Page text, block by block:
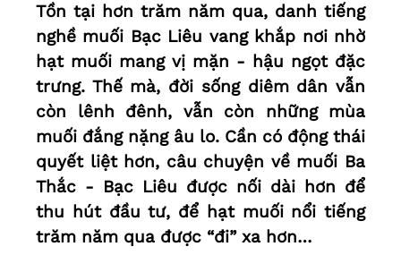
Tồn tại hơn trăm năm qua, danh tiếng
nghề muối Bạc Liêu vang khắp nơi nhờ
hạt muối mang vị mặn - hậu ngọt đặc
trưng. Thế mà, đời sống diêm dân vẫn
còn lênh đênh, vẫn còn những mùa
muối đắng nặng âu lo. Cần có động thái
quyết liệt hơn, câu chuyện về muối Ba
Thắc - Bạc Liêu được nối dài hơn để
thu hút đầu tư, để hạt muối nổi tiếng
trăm năm qua được “đi” xa hơn…